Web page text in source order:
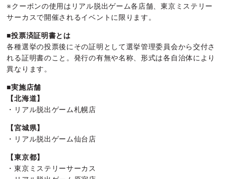
※クーポンの使用はリアル脱出ゲーム各店舗、東京ミステリー
サーカスで開催されるイベントに限ります。
■投票済証明書とは
各種選挙の投票後にその証明として選挙管理委員会から交付さ
れる証明書のこと。発行の有無や名称、形式は各自治体により
異なります。
■実施店舗
【北海道】
・リアル脱出ゲーム札幌店
【宮城県】
・リアル脱出ゲーム仙台店
【東京都】
・東京ミステリーサーカス